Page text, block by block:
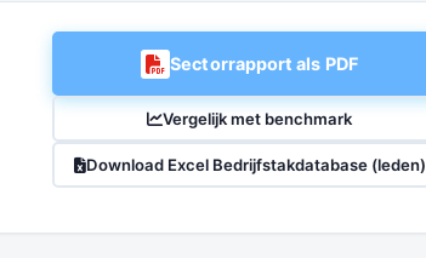
Sectorrapport als PDF
Vergelijk met benchmark
Download Excel Bedrijfstakdatabase (leden)